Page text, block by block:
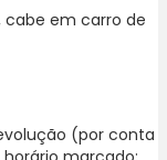
em carro de
(por conta